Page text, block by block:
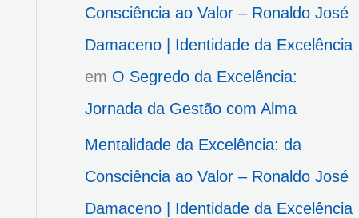
Consciência ao Valor – Ronaldo José
Damaceno | Identidade da Excelência
em O Segredo da Excelência:
Jornada da Gestão com Alma
Mentalidade da Excelência: da
Consciência ao Valor – Ronaldo José
Damaceno | Identidade da Excelência